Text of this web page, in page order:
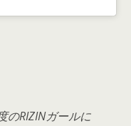
のRIZINガールに